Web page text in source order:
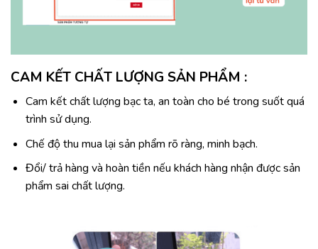
CAM KẾT CHẤT LƯỢNG SẢN PHẨM :
Cam kết chất lượng bạc ta, an toàn cho bé trong suốt quá
trình sử dụng.
Chế độ thu mua lại sản phẩm rõ ràng, minh bạch.
Đổi/ trả hàng và hoàn tiền nếu khách hàng nhận được sản
phẩm sai chất lượng.